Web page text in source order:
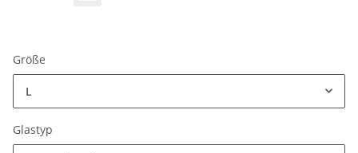
Größe
L
Glastyp